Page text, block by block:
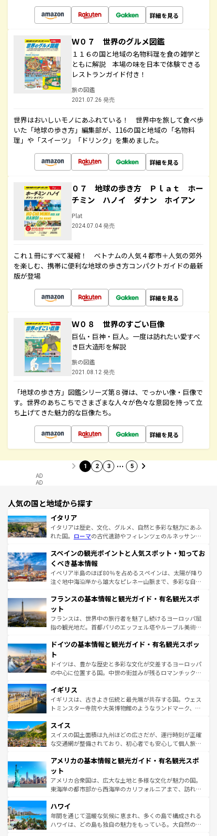
詳細を見る
Ｗ０７ 世界のグルメ図鑑
１１６の国と地域の名物料理を食の雑学と
ともに解説 本場の味を日本で体験できる
レストランガイド付き！
旅の図鑑
2021.07.26 発売
世界はおいしいモノにあふれている！ 世界中を旅して食べ歩
いた「地球の歩き方」編集部が、116の国と地域の「名物料
理」や「スイーツ」「ドリンク」を集めました。
詳細を見る
０７ 地球の歩き方 Ｐｌａｔ ホー
チミン ハノイ ダナン ホイアン
Plat
2024.07.04 発売
これ１冊にすべて凝縮！ ベトナムの人気４都市＋人気の郊外
を楽しむ、携帯に便利な地球の歩き方コンパクトガイドの最新
版が登場
詳細を見る
Ｗ０８ 世界のすごい巨像
巨仏・巨神・巨人。一度は訪れたい愛すべ
き巨大造形を解説
旅の図鑑
2021.08.12 発売
「地球の歩き方」図鑑シリーズ第８弾は、でっかい像・巨像で
す。世界のあちこちでさまざまな人々が色々な意図を持って立
ち上げてきた魅力的な巨像たち。
詳細を見る
1 2 3 … 5
AD
AD
人気の国と地域から探す
イタリア
イタリアは歴史、文化、グルメ、自然と多彩な魅力にあふ
れた国。 ローマの古代遺跡やフィレンツェのルネッサンス
ろん、トスカーナの美しい田園風景やアマルフィ海岸の絶
景など、自然景観も見逃せない。観光の合間には、本場の
ピザやパスタなど、絶品のイタリア料理を堪能することも
できる。朝目覚めてから夜眠るまで、すべての瞬間を楽し
なお、新着のイタリア情報はコンテンツ一覧を参照してほ
しい。
スペインの観光ポイントと人気スポット・知ってお
くべき基本情報
イベリア半島のほぼ80％を占めるスペインは、太陽が降り
注ぐ地中海沿岸から雄大なピレネー山脈まで、多彩な自然
文化が根付くこの国では、情熱的なフラメンコ、熱気あふ
れる闘牛、そして美味しいタパスが生活の一部となってい
る。首都マドリードの洗練された雰囲気や、バルセロナの
アートに溢れた街角から、地方では古代ローマ遺跡や中世
せる。地方によって風土や気候が異なるスペインはその個
ンテンツ一覧 を参照してほしい。
フランスの基本情報と観光ガイド・有名観光スポ
ット
フランスは、世界中の旅行者を魅了し続けるヨーロッパ屈
指の観光地だ。首都パリのエッフェル塔やルーブル美術館
で、幅広い魅力が詰まっている。華麗な宮殿、歴史的な大
聖堂、美しいビーチ、そして豊かな自然が、訪れる者を心
から魅了する。また、フランスは美食の国としても知ら
れ、フランス料理はユネスコ無形文化遺産にも登録されて
香り高いラベンダー畑など、多彩な楽しみ方が可能だ。さ
らに、パリ以外の地域にも魅力が溢れており、どの街角に
も豊かな歴史と文化が息づいている。パリ以外の個性あふ
を参照してほしい。
ドイツの基本情報と観光ガイド・有名観光スポッ
ト
ドイツは、豊かな歴史と多彩な文化が交差するヨーロッパ
の中心に位置する国。中世の街並みが残るロマンチック街
顔を持つこの国は、どこを歩いても飽きることがない。ベ
ルリンの文化的活気、バイエルン州のアルプスの絶景、そ
してライン川沿いのワイン畑といった風景は必見。ビール
は、お酒好きな人にはぜひ体験してほしい。 なお、新着の
ドイツ情報はコンテンツ一覧を参照してほしい。
イギリス
イギリスは、古きよき伝統と最先端が共存する国。ウェス
トミンスター寺院や大英博物館のようなランドマーク、歴
リアごとに異なる魅力がある。また、優雅なアフタヌーン
ティー、ビール好きにはたまらない英国パブ、サッカー観
戦など、本場だからこそできる体験も豊富。イギリスを旅
ンツ一覧を参照してほしい。
スイス
スイスの国土面積は九州ほどの広さだが、運行時刻が正確
な交通網が整備されており、初心者でも安心して個人旅行
の建物がそのまま残る町や、スイスならではのユニークな
博物館もあり、アルプス観光だけでなく町歩きも満喫する
ことができる。国民の所得が高いため物価も高いが、旅行
者向けの交通パス提供のサービスもあり、うまく活用すれ
着のスイス情報は
アメリカの基本情報と観光ガイド・有名観光スポ
ット
アメリカ合衆国は、広大な土地と多様な文化が魅力の国。
東海岸の都市部から西海岸のカリフォルニアまで、訪れる
のような巨大都市は、観光、ショッピング、エンターテイ
ンメントが詰まった刺激的なスポットだ。一方、アメリカ
西部には大自然が広がり、グランドキャニオンやイエロー
ハワイ
年間を通じて温暖な気候に恵まれ、多くの島で構成される
ハワイは、どの島も独自の魅力をもっている。大自然の神